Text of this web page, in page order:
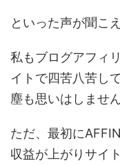
といった声が聞こ
私もブログアフィ
イトで四苦八苦し
塵も思いはしませ
ただ、最初に
収益が上がりサイ